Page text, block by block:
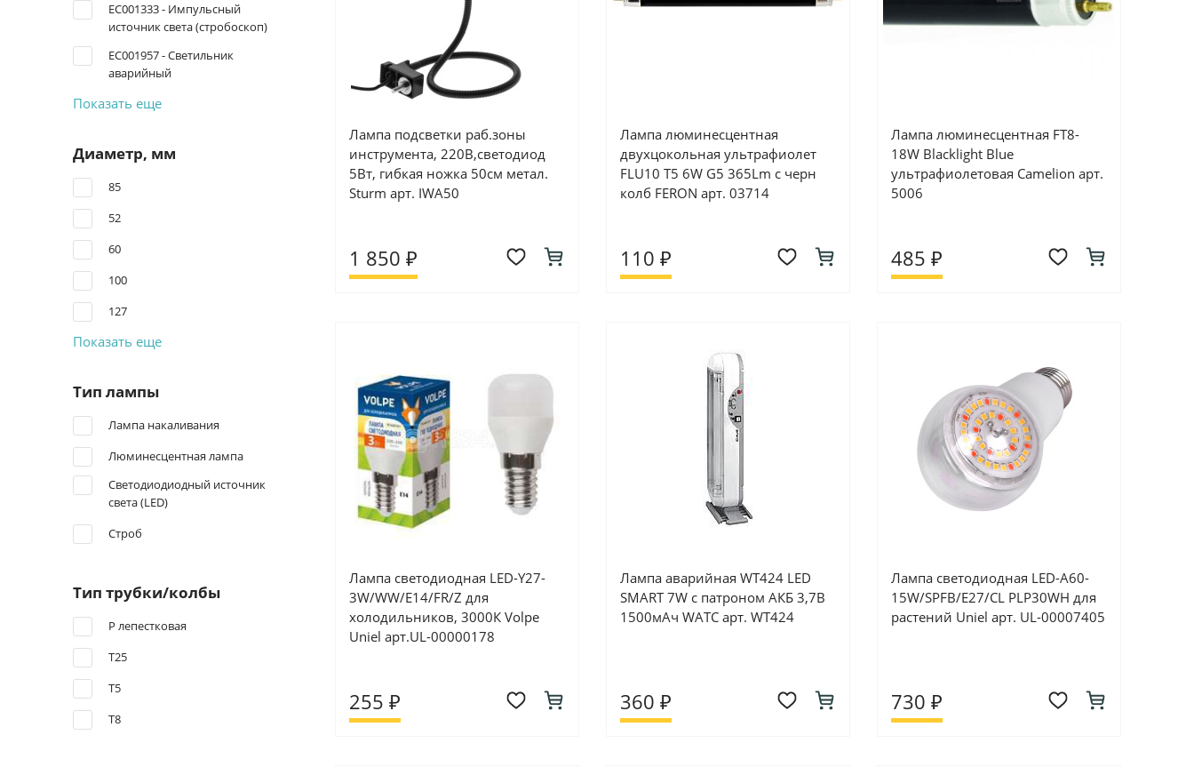
EC001333 - Импульсный
источник света (стробоскоп)
EC001957 - Светильник
аварийный
Показать еще
Диаметр, мм
85
52
60
100
127
Показать еще
Тип лампы
Лампа накаливания
Люминесцентная лампа
Светодиодиодный источник
света (LED)
Строб
Тип трубки/колбы
P лепестковая
T25
T5
T8
Лампа подсветки раб.зоны
инструмента, 220В,светодиод
5Вт, гибкая ножка 50см метал.
Sturm арт. IWA50
1 850 ₽
Лампа люминесцентная
двухцокольная ультрафиолет
FLU10 T5 6W G5 365Lm с черн
колб FERON арт. 03714
110 ₽
Лампа люминесцентная FT8-
18W Blacklight Blue
ультрафиолетовая Camelion арт.
5006
485 ₽
Лампа светодиодная LED-Y27-
3W/WW/E14/FR/Z для
холодильников, 3000К Volpe
Uniel арт.UL-00000178
255 ₽
Лампа аварийная WT424 LED
SMART 7W с патроном АКБ 3,7В
1500мАч WATC арт. WT424
360 ₽
Лампа светодиодная LED-A60-
15W/SPFB/E27/CL PLP30WH для
растений Uniel арт. UL-00007405
730 ₽